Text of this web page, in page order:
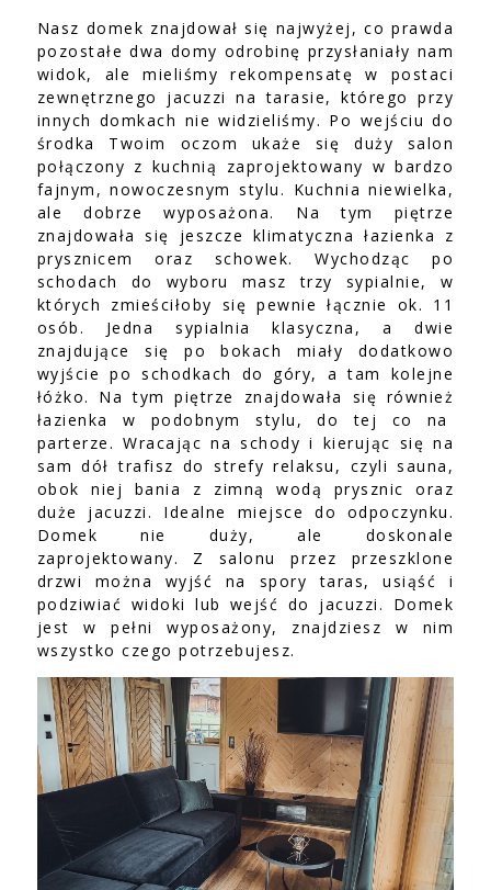
Nasz domek znajdował się najwyżej, co prawda
pozostałe dwa domy odrobinę przysłaniały nam
widok, ale mieliśmy rekompensatę w postaci
zewnętrznego jacuzzi na tarasie, którego przy
innych domkach nie widzieliśmy. Po wejściu do
środka Twoim oczom ukaże się duży salon
połączony z kuchnią zaprojektowany w bardzo
fajnym, nowoczesnym stylu. Kuchnia niewielka,
ale dobrze wyposażona. Na tym piętrze
znajdowała się jeszcze klimatyczna łazienka z
prysznicem oraz schowek. Wychodząc po
schodach do wyboru masz trzy sypialnie, w
których zmieściłoby się pewnie łącznie ok. 11
osób. Jedna sypialnia klasyczna, a dwie
znajdujące się po bokach miały dodatkowo
wyjście po schodkach do góry, a tam kolejne
łóżko. Na tym piętrze znajdowała się również
łazienka w podobnym stylu, do tej co na
parterze. Wracając na schody i kierując się na
sam dół trafisz do strefy relaksu, czyli sauna,
obok niej bania z zimną wodą prysznic oraz
duże jacuzzi. Idealne miejsce do odpoczynku.
Domek nie duży, ale doskonale
zaprojektowany. Z salonu przez przeszklone
drzwi można wyjść na spory taras, usiąść i
podziwiać widoki lub wejść do jacuzzi. Domek
jest w pełni wyposażony, znajdziesz w nim
wszystko czego potrzebujesz.